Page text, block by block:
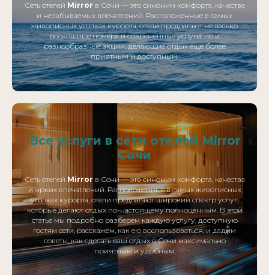
Сеть отелей Mirror в Сочи — это синоним комфорта, качества
и незабываемых впечатлений. Расположенные в самых
живописных уголках курорта, отели предлагают не только
роскошные номера и современные услуги, но и
разнообразные акции, делающие отдых еще более
приятным и доступным.
Все услуги в сети отелей Mirror
Сочи
Сеть отелей Mirror в Сочи — это синоним комфорта, качества
и ярких впечатлений. Расположенные в самых живописных
уголках курорта, отели предлагают широкий спектр услуг,
которые делают отдых по-настоящему полноценным. В этой
статье мы подробно разберем каждую услугу, доступную
гостям сети, расскажем, как ею воспользоваться, и дадим
советы, как сделать ваш отдых в Сочи максимально
приятным и удобным.